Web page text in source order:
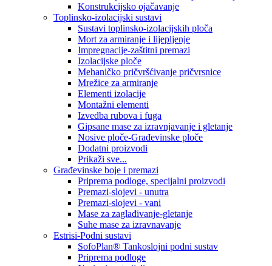
Konstrukcijsko ojačavanje
Toplinsko-izolacijski sustavi
Sustavi toplinsko-izolacijskih ploča
Mort za armiranje i lijepljenje
Impregnacije-zaštitni premazi
Izolacijske ploče
Mehaničko pričvršćivanje pričvrsnice
Mrežice za armiranje
Elementi izolacije
Montažni elementi
Izvedba rubova i fuga
Gipsane mase za izravnjavanje i gletanje
Nosive ploče-Građevinske ploče
Dodatni proizvodi
Prikaži sve...
Građevinske boje i premazi
Priprema podloge, specijalni proizvodi
Premazi-slojevi - unutra
Premazi-slojevi - vani
Mase za zaglađivanje-gletanje
Suhe mase za izravnavanje
Estrisi-Podni sustavi
SofoPlan® Tankoslojni podni sustav
Priprema podloge